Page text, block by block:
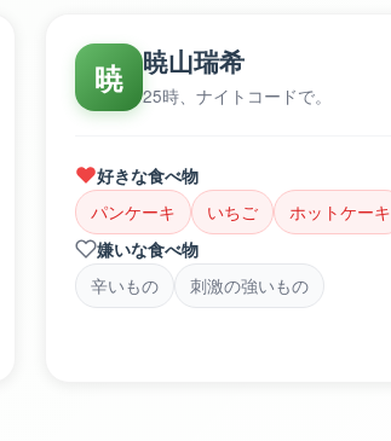
暁 暁山瑞希
25時、ナイトコードで。
好きな食べ物
パンケーキ
いちご
ホットケーキ
嫌いな食べ物
辛いもの
刺激の強いもの